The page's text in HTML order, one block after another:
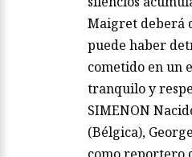
Maigret deberá
puede haber
cometido en un
tranquilo y
SIMENON
(Bélgica),